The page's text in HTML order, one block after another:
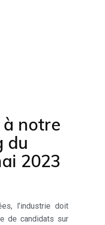
notre
du
2023
l’industrie doit
de candidats sur